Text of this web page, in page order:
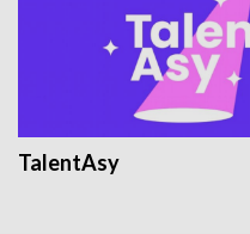
TalentAsy